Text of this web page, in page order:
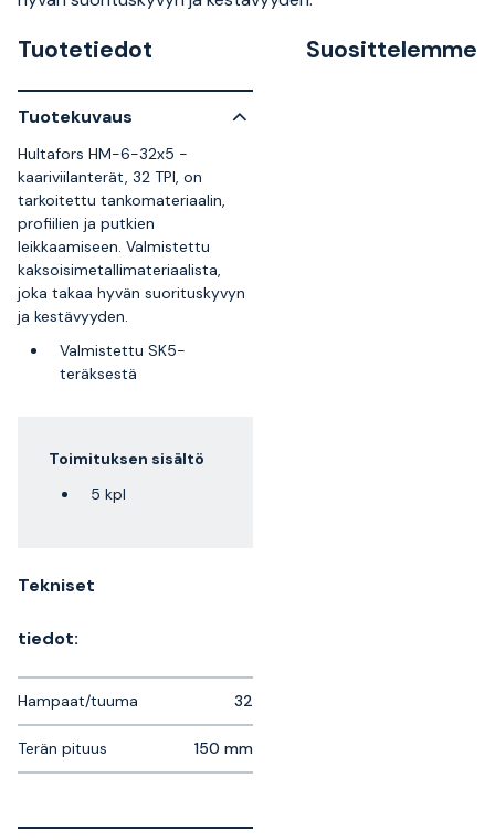
Tuotetiedot
Tuotekuvaus
Hultafors HM-6-32x5 -
kaariviilanterät, 32 TPI, on
tarkoitettu tankomateriaalin,
profiilien ja putkien
leikkaamiseen. Valmistettu
kaksoisimetallimateriaalista,
joka takaa hyvän suorituskyvyn
ja kestävyyden.
Valmistettu SK5-
teräksestä
Toimituksen sisältö
5 kpl
Tekniset
tiedot:
Hampaat/tuuma 32
Terän pituus 150 mm
Suosittelemme